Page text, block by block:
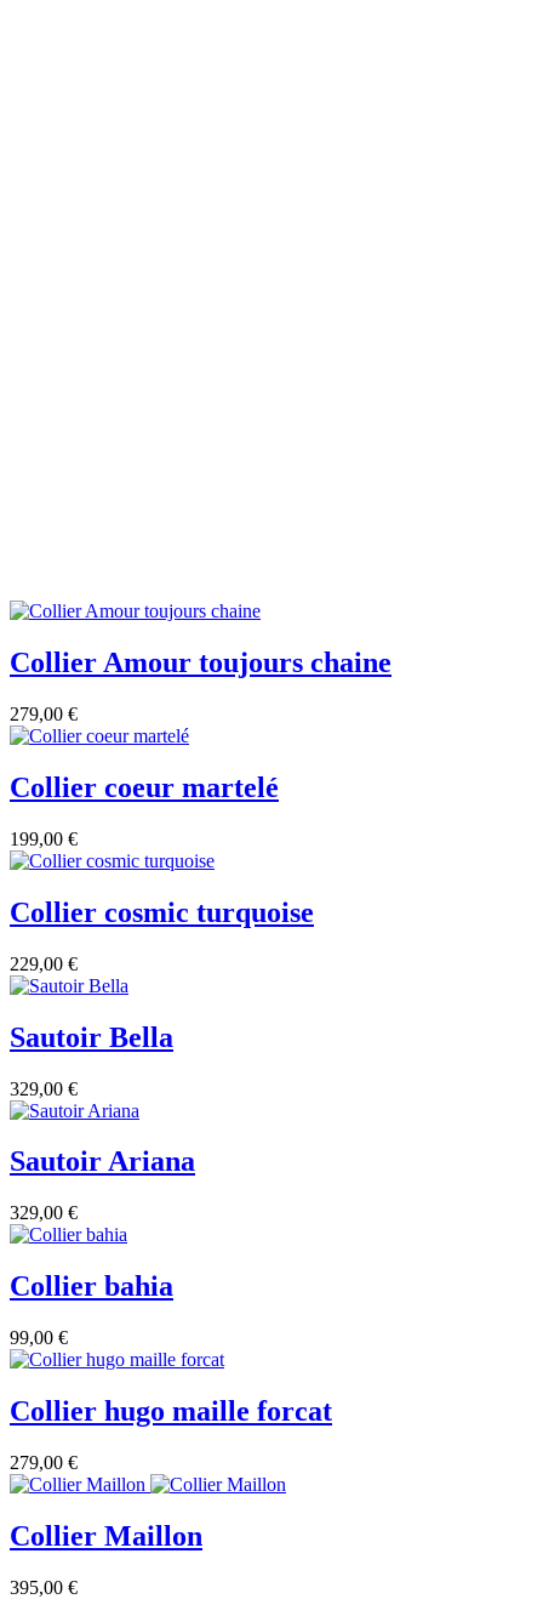
Collier Amour toujours chaine
279,00 €
Collier coeur martelé
199,00 €
Collier cosmic turquoise
229,00 €
Sautoir Bella
329,00 €
Sautoir Ariana
329,00 €
Collier bahia
99,00 €
Collier hugo maille forcat
279,00 €
Collier Maillon
395,00 €